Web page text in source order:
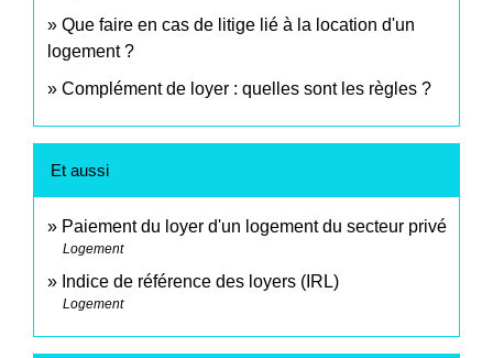
Que faire en cas de litige lié à la location d'un
logement ?
Complément de loyer : quelles sont les règles ?
Et aussi
Paiement du loyer d'un logement du secteur privé
Logement
Indice de référence des loyers (IRL)
Logement